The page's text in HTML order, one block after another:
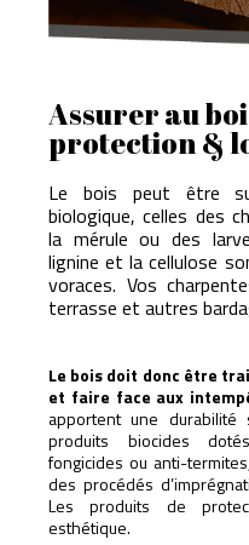
Assurer au
protection &
Le bois peut être
biologique, celles des
la mérule ou des
lignine et la cellulose
voraces. Vos
terrasse et autres
Le bois doit donc être
et faire face aux
apportent une durabilité
produits biocides
fongicides ou anti-
des procédés
Les produits de
esthétique.